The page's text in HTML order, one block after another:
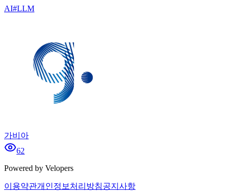
AI#LLM
가비아
62
Powered by Velopers
이용약관개인정보처리방침공지사항